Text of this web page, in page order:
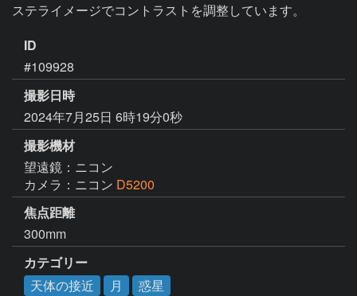
ステライメージでコントラストを調整しています。
ID
#109928
撮影日時
2024年7月25日 6時19分0秒
撮影機材
望遠鏡：ニコン
カメラ：ニコン D5200
焦点距離
300mm
カテゴリー
天体の接近
月
惑星